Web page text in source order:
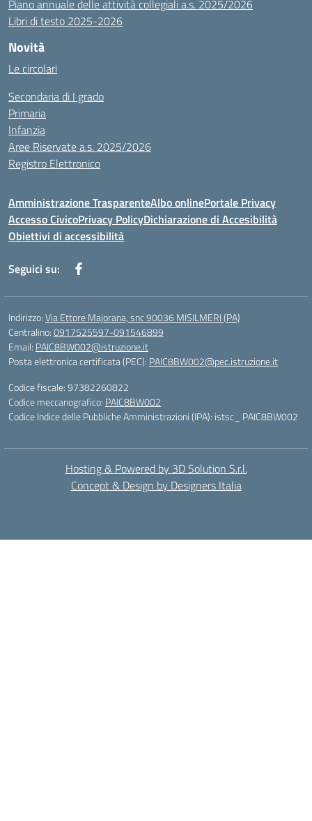
Piano annuale delle attività collegiali a.s. 2025/2026
Libri di testo 2025-2026
Novità
Le circolari
Secondaria di I grado
Primaria
Infanzia
Aree Riservate a.s. 2025/2026
Registro Elettronico
Amministrazione TrasparenteAlbo onlinePortale Privacy
Accesso CivicoPrivacy PolicyDichiarazione di Accesibilità
Obiettivi di accessibilità
Seguici su:
Indirizzo:Via Ettore Majorana, snc 90036 MISILMERI (PA)
Centralino:0917525597-091546899
Email: PAIC8BW002@istruzione.it
Posta elettronica certificata (PEC): PAIC8BW002@pec.istruzione.it
Codice fiscale: 97382260822
Codice meccanografico: PAIC8BW002
Codice Indice delle Pubbliche Amministrazioni (IPA): istsc_ PAIC8BW002
Hosting & Powered by 3D Solution S.r.l.
Concept & Design by Designers Italia